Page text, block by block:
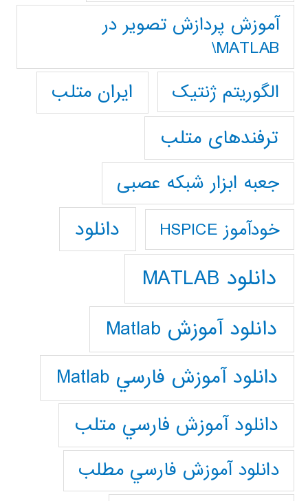
آموزش پردازش تصوير در
MATLAB\
الگوریتم ژنتیک
ایران متلب
ترفندهای متلب
جعبه ابزار شبکه عصبی
خودآموز HSPICE دانلود
دانلود MATLAB
دانلود آموزش Matlab
دانلود آموزش فارسي Matlab
دانلود آموزش فارسي متلب
دانلود آموزش فارسي مطلب